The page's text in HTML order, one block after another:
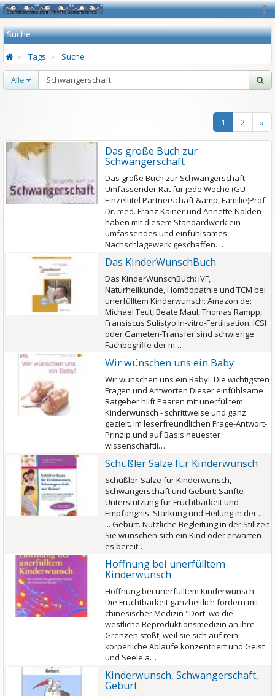
Suche
Tags Suche
Alle
1 2 »
Das große Buch zur
Schwangerschaft
Das große Buch zur Schwangerschaft:
Umfassender Rat für jede Woche (GU
Einzeltitel Partnerschaft &amp; Familie)Prof.
Dr. med. Franz Kainer und Annette Nolden
haben mit diesem Standardwerk ein
umfassendes und einfühlsames
Nachschlagewerk geschaffen. …
Das KinderWunschBuch
Das KinderWunschBuch: IVF,
Naturheilkunde, Homöopathie und TCM bei
unerfülltem Kinderwunsch: Amazon.de:
Michael Teut, Beate Maul, Thomas Rampp,
Fransiscus Sulistyo In-vitro-Fertilisation, ICSI
oder Gameten-Transfer sind schwierige
Fachbegriffe der m…
Wir wünschen uns ein Baby
Wir wünschen uns ein Baby!: Die wichtigsten
Fragen und Antworten Dieser einfühlsame
Ratgeber hilft Paaren mit unerfülltem
Kinderwunsch - schrittweise und ganz
gezielt. Im leserfreundlichen Frage-Antwort-
Prinzip und auf Basis neuester
wissenschaftli…
Schüßler Salze für Kinderwunsch
Schüßler-Salze für Kinderwunsch,
Schwangerschaft und Geburt: Sanfte
Unterstützung für Fruchtbarkeit und
Empfängnis. Stärkung und Heilung in der ...
... Geburt. Nützliche Begleitung in der Stillzeit
Sie wünschen sich ein Kind oder erwarten
es bereit…
Hoffnung bei unerfülltem
Kinderwunsch
Hoffnung bei unerfülltem Kinderwunsch:
Die Fruchtbarkeit ganzheitlich fördern mit
chinesischer Medizin "Dort, wo die
westliche Reproduktionsmedizin an ihre
Grenzen stößt, weil sie sich auf rein
körperliche Abläufe konzentriert und Geist
und Seele a…
Kinderwunsch, Schwangerschaft,
Geburt